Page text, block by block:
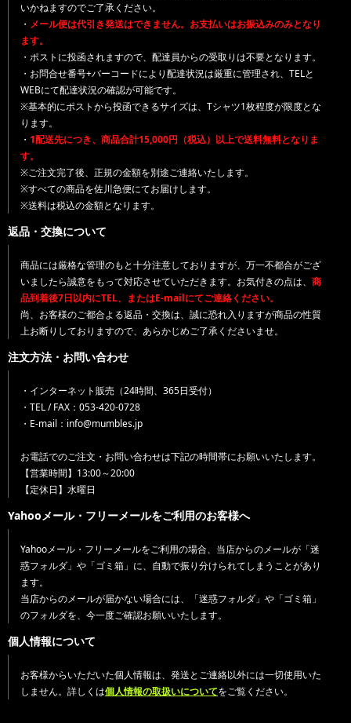
いかねますのでご了承ください。
・ メール便は代引き発送はできません。お支払いはお振込みのみとなり
ます。
・ポストに投函されますので、配達員からの受取りは不要となります。
・お問合せ番号+バーコードにより配達状況は厳重に管理され、TELと
WEBにて配達状況の確認が可能です。
※基本的にポストから投函できるサイズは、Tシャツ1枚程度が限度とな
ります。
・ 1配送先につき、商品合計15,000円（税込）以上で送料無料となりま
す。
※ご注文完了後、正規の金額を別途ご連絡いたします。
※すべての商品を佐川急便にてお届けします。
※送料は税込の金額となります。
返品・交換について
商品には厳格な管理のもと十分注意しておりますが、万一不都合がござ
いましたら誠意をもって対応させていただきます。お気付きの点は、 商
品到着後7日以内にTEL、またはE-mailにてご連絡ください。
尚、お客様のご都合よる返品・交換は、誠に恐れ入りますが商品の性質
上お断りしておりますので、あらかじめご了承くださいませ。
注文方法・お問い合わせ
・インターネット販売（24時間、365日受付）
・TEL / FAX：053-420-0728
・E-mail：info@mumbles.jp
お電話でのご注文・お問い合わせは下記の時間帯にお願いいたします。
【営業時間】13:00～20:00
【定休日】水曜日
Yahooメール・フリーメールをご利用のお客様へ
Yahooメール・フリーメールをご利用の場合、当店からのメールが「迷
惑フォルダ」や「ゴミ箱」に、自動で振り分けられてしまうことがあり
ます。
当店からのメールが届かない場合には、「迷惑フォルダ」や「ゴミ箱」
のフォルダを、今一度ご確認お願いいたします。
個人情報について
お客様からいただいた個人情報は、発送とご連絡以外には一切使用いた
しません。詳しくは個人情報の取扱いについてをご覧ください。